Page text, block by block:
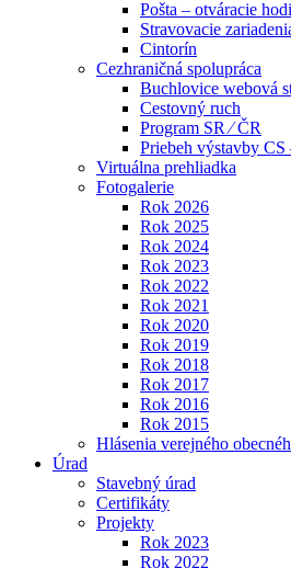
Pošta – otváracie
Stravovacie
Cintorín
Cezhraničná spolupráca
Buchlovice webová
Cestovný ruch
Program SR ⁄ ČR
Priebeh výstavby CS
Virtuálna prehliadka
Fotogalerie
Rok 2026
Rok 2025
Rok 2024
Rok 2023
Rok 2022
Rok 2021
Rok 2020
Rok 2019
Rok 2018
Rok 2017
Rok 2016
Rok 2015
Hlásenia verejného
Úrad
Stavebný úrad
Certifikáty
Projekty
Rok 2023
Rok 2022